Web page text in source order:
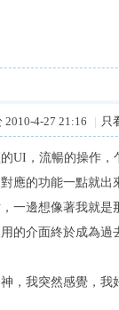
2010-4-27 21:16 | 只
UI，流暢的操作，
應的功能一點就出
一邊想像著我就是
的介面終於成為過
，我突然感覺，我